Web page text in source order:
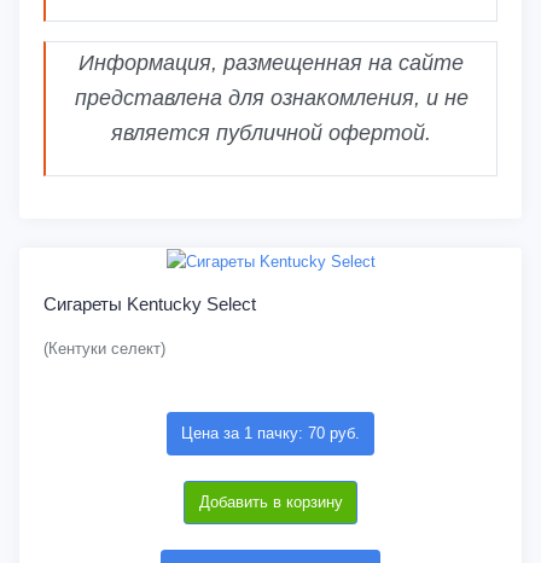
Информация, размещенная на сайте
представлена для ознакомления, и не
является публичной офертой.
Сигареты Kentucky Select
(Кентуки селект)
Цена за 1 пачку: 70 руб.
Добавить в корзину